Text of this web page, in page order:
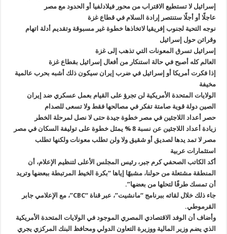
إسرائيل لا تستطيع الاقتراب من محور فيلادلفيا أو الحدود مع مصر
عاجلًا أو أجلًا ستنتصر إرادة السلام في قطاع غزة
نوجه التحية لجنوب إفريقيا لاتخاذها خطوة غير مسبوقة وتقديم أدلة اتهام
وقرائن حول إسرائيل
إسرائيل تسرق المعونات التي تذهب إلى غزة
العالم كله أصبح في حالة استنكار من أفعال إسرائيل بقطاع غزة
إذا فكرت أمريكا أو إسرائيل في ضرب إيران سيكون ذلك أشبه بحرب عالمية
مخيفة
الولايات المتحدة الأمريكية لن تجرؤ على القيام بعمل عسكري ضد إيران
الصين دولة قوية صامتة تفكر في مصالحها فقط ولا تسعى للصدام
حصر أعداد اللاجئين في مصر خطوة جيدة حتى لا نصل لمرحلة الخطر
زيادة أعداد اللاجئين عن نسبة 8 % يمثل خطوة على توليفة السكان في مصر
مصر لا تمد يدها لصديق أو شقيق ولا ولن تطلب معونات ولكنها تطلب
استثمارات عربية
أكد الكاتب الصحفي كرم جبر، رئيس المجلس الأعلى لتنظيم الإعلام، أن
المنطقة مشتعلة من حولنا، مشبهًا إياها “بكرة الخيط المرتبطة ببعضها وتريد
أن تمسك طرفًا لتحلها من بعضها”.
جاء ذلك خلال لقائه ببرنامج “مانشيت”، عبر قناة “CBC”، مع الإعلامي جابر
القرموطي.
وأضاف أن الوفد الاقتصادي المصري الموجود في الولايات المتحدة الأمريكية
الذي يضم وزير المالية ووزيرة التعاون الدولي ومحافظ البنك المركزي يجري